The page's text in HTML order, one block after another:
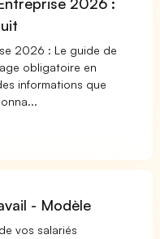
2026 : Le guide de
obligatoire en
informations que
- Modèle
vos salariés